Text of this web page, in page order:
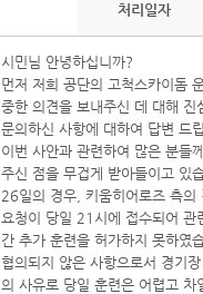
처리일자
시민님 안녕하십니까?
먼저 저희 공단의 고척스카이돔
중한 의견을 보내주신 데 대해 진
문의하신 사항에 대하여 답변 드
이번 사안과 관련하여 많은 분들
주신 점을 무겁게 받아들이고 있
26일의 경우, 키움히어로즈 측의
요청이 당일 21시에 접수되어 관
간 추가 훈련을 허가하지 못하였
협의되지 않은 사항으로서 경기
의 사유로 당일 훈련은 어렵고 차